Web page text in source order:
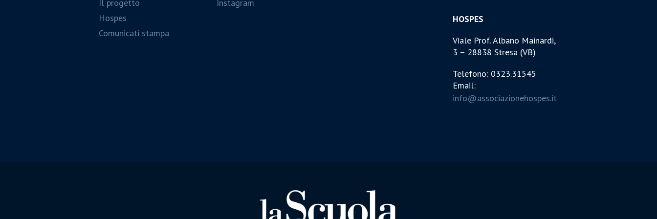
Il progetto
Hospes
Comunicati stampa
Instagram
HOSPES
Viale Prof. Albano Mainardi,
3 – 28838 Stresa (VB)
Telefono: 0323.31545
Email:
info@associazionehospes.it